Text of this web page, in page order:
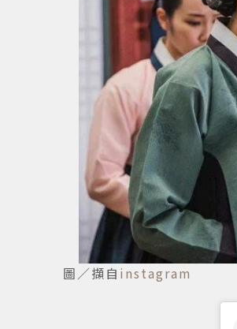
圖／擷自 instagram